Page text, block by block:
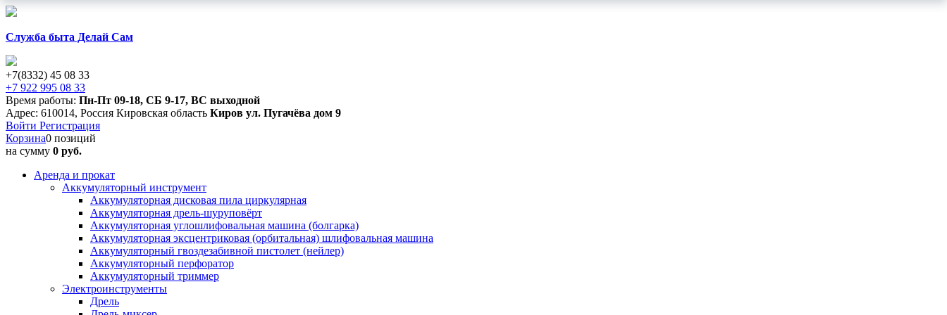
Служба быта Делай Сам
+7(8332) 45 08 33
+7 922 995 08 33
Время работы: Пн-Пт 09-18, СБ 9-17, ВС выходной
Адрес: 610014, Россия Кировская область Киров ул. Пугачёва дом 9
Войти Регистрация
Корзина0 позиций
на сумму 0 руб.
Аренда и прокат
Аккумуляторный инструмент
Аккумуляторная дисковая пила циркулярная
Аккумуляторная дрель-шуруповёрт
Аккумуляторная углошлифовальная машина (болгарка)
Аккумуляторная эксцентриковая (орбитальная) шлифовальная машина
Аккумуляторный гвоздезабивной пистолет (нейлер)
Аккумуляторный перфоратор
Аккумуляторный триммер
Электроинструменты
Дрель